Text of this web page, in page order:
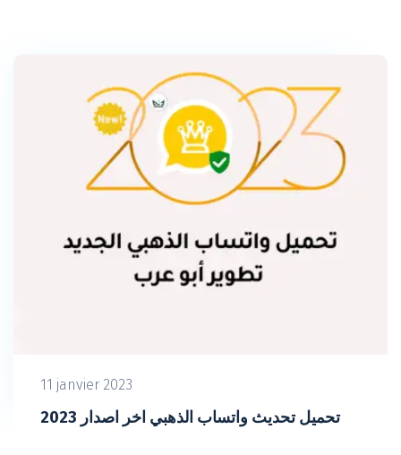
11 janvier 2023
تحميل تحديث واتساب الذهبي اخر اصدار 2023